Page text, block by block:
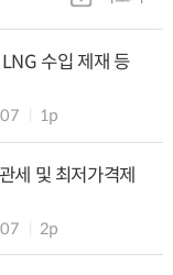
수입 제재 등
1p
세 및 최저가격제
2p